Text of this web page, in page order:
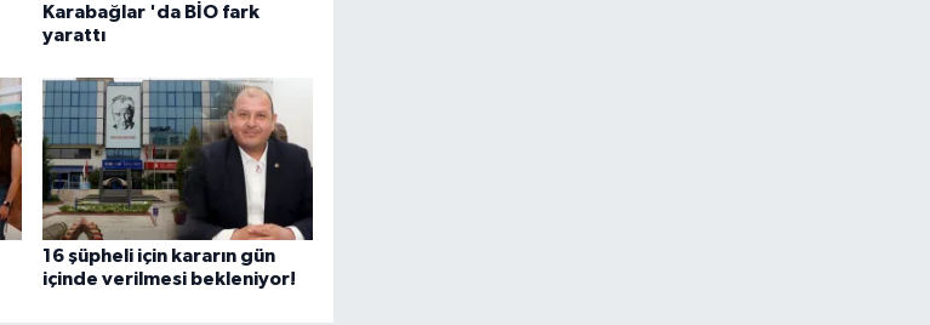
Karabağlar 'da BİO fark
yarattı
16 şüpheli için kararın gün
içinde verilmesi bekleniyor!